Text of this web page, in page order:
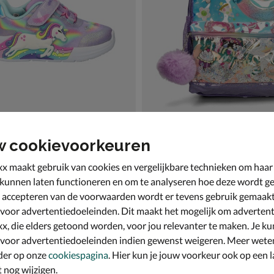
Unicorn Chaser Skechers Unicorn
€ 54,99
54,99
cookievoorkeuren
maakt gebruik van cookies en vergelijkbare technieken om
laten functioneren en om te analyseren hoe deze wordt
van de voorwaarden wordt er tevens gebruik
advertentiedoeleinden. Dit maakt het mogelijk om
die elders getoond worden, voor jou relevanter te maken. Je
advertentiedoeleinden indien gewenst weigeren. Meer
op onzecookiespagina . Hier kun je jouw voorkeur ook op een
wijzigen.